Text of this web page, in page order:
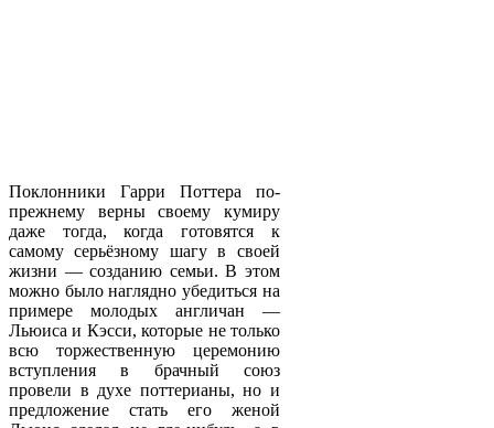
Поклонники Гарри Поттера по-
прежнему верны своему кумиру
даже тогда, когда готовятся к
самому серьёзному шагу в своей
жизни — созданию семьи. В этом
можно было наглядно убедиться на
примере молодых англичан —
Льюиса и Кэсси, которые не только
всю торжественную церемонию
вступления в брачный союз
провели в духе поттерианы, но и
предложение стать его женой